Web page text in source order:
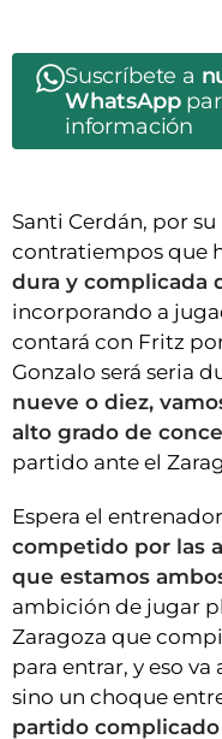
Suscríbete a
WhatsApp
información
Santi Cerdán, por
contratiempos que
dura y complicada
incorporando a
contará con Fritz
Gonzalo será seria
nueve o diez,
alto grado de
partido ante el
Espera el
competido por las
que estamos
ambición de jugar
Zaragoza que
para entrar, y eso
sino un choque
partido